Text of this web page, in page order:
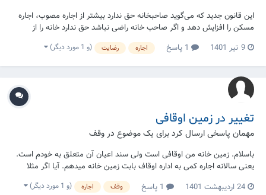
این قانون جدید که می‌گوید صاحبخانه حق ندارد بیشتر از اجاره مصوب، اجاره
مسکن را افزایش دهد و اگر صاحب خانه راضی نباشد حق ندارد خانه را از
مستاجر بگیرد. حکم نماز و نشتن در این خانه چیست؟
9 تیر 1401 اجاره رضایت (و 1 مورد دیگر)
تغییر در زمین اوقافی
مهمان پاسخی ارسال کرد برای یک موضوع در وقف
باسلام. زمین خانه من اوقافی است ولی سند اعیان آن متعلق به خودم است.
یعنی سالانه اجاره کمی به اداره اوقاف بابت زمین خانه میدهم. آیا اگر مثلا
تغییرات جزئی در اعیان آن بدهم (مثلا ساخت بالکن) باید به اداره اوقاف اطلاع
بدهم؟(البته میدانم شهرداری در زمان انتقال سند جریمه خواهد کرد، منظورم
24 اردیبهشت 1401 وقف اجاره (و 1 مورد دیگر)